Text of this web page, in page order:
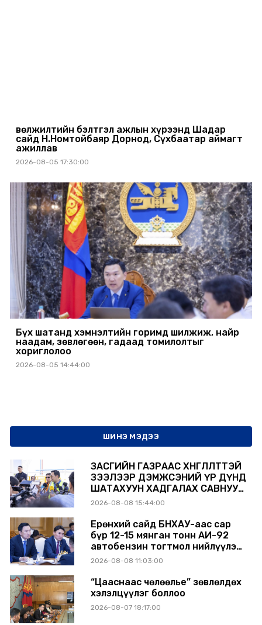
Өвөлжилтийн бэлтгэл ажлын хүрээнд Шадар
сайд Н.Номтойбаяр Дорнод, Сүхбаатар аймагт
ажиллав
2026-08-05 17:30:00
Бүх шатанд хэмнэлтийн горимд шилжиж, найр
наадам, зөвлөгөөн, гадаад томилолтыг
хориглолоо
2026-08-05 14:44:00
ШИНЭ МЭДЭЭ
ЗАСГИЙН ГАЗРААС ХӨНГӨЛӨЛТТЭЙ
ЗЭЭЛЭЭР ДЭМЖСЭНИЙ ҮР ДҮНД
ШАТАХУУН ХАДГАЛАХ САВНУУД
ЭХНЭЭСЭЭ АШИГЛАЛТАД ОРЖ
2026-08-08 15:44:00
Ерөнхий сайд БНХАУ-аас сар
бүр 12-15 мянган тонн АИ-92
автобензин тогтмол нийлүүлэх
хүсэлт тавилаа
2026-08-08 11:03:00
“Цааснаас чөлөөлье” зөвлөлдөх
хэлэлцүүлэг боллоо
2026-08-07 18:17:00